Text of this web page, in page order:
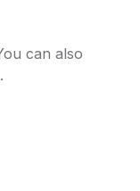
can also